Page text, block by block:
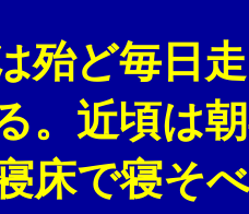
毎日走
。近頃は
床で寝そ